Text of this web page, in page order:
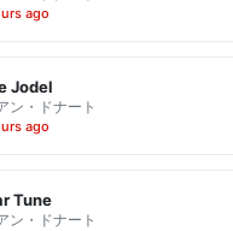
ago
Jodel
ン・ドナート
ago
Tune
ン・ドナート